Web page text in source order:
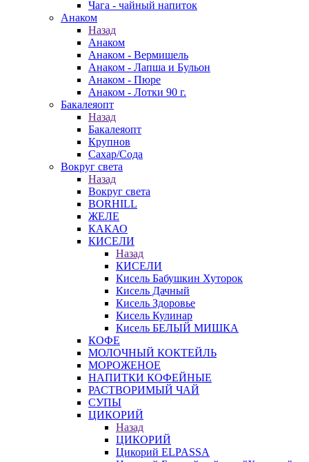
Чага - чайный напиток
Анаком
Назад
Анаком
Анаком - Вермишель
Анаком - Лапша и Бульон
Анаком - Пюре
Анаком - Лотки 90 г.
Бакалеяопт
Назад
Бакалеяопт
Крупнов
Сахар/Сода
Вокруг света
Назад
Вокруг света
BORHILL
ЖЕЛЕ
КАКАО
КИСЕЛИ
Назад
КИСЕЛИ
Кисель Бабушкин Хуторок
Кисель Дачный
Кисель Здоровье
Кисель Кулинар
Кисель БЕЛЫЙ МИШКА
КОФЕ
МОЛОЧНЫЙ КОКТЕЙЛЬ
МОРОЖЕНОЕ
НАПИТКИ КОФЕЙНЫЕ
РАСТВОРИМЫЙ ЧАЙ
СУПЫ
ЦИКОРИЙ
Назад
ЦИКОРИЙ
Цикорий ELPASSA